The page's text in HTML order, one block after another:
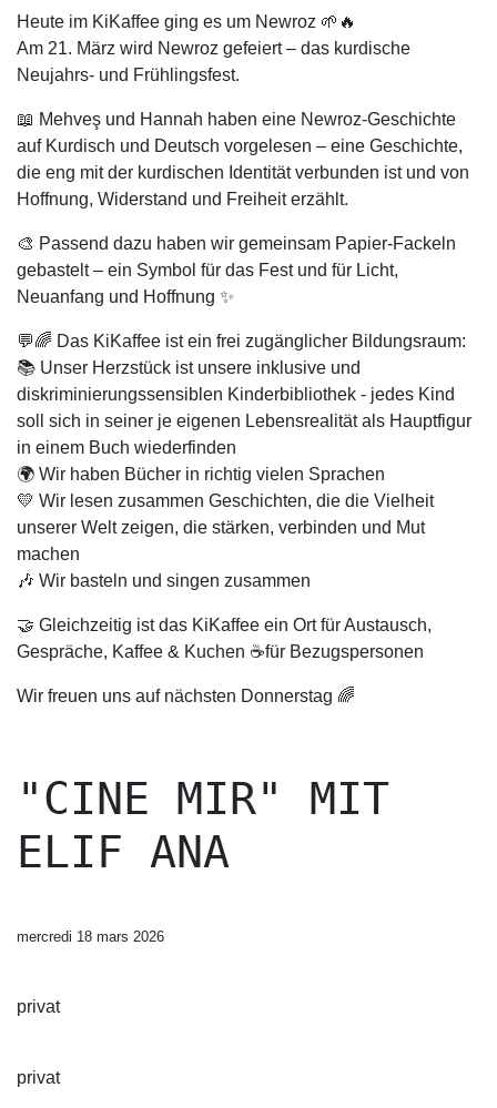
Heute im KiKaffee ging es um Newroz 🌱🔥
Am 21. März wird Newroz gefeiert – das kurdische
Neujahrs- und Frühlingsfest.
📖 Mehveş und Hannah haben eine Newroz-Geschichte
auf Kurdisch und Deutsch vorgelesen – eine Geschichte,
die eng mit der kurdischen Identität verbunden ist und von
Hoffnung, Widerstand und Freiheit erzählt.
🎨 Passend dazu haben wir gemeinsam Papier-Fackeln
gebastelt – ein Symbol für das Fest und für Licht,
Neuanfang und Hoffnung ✨
💬🌈 Das KiKaffee ist ein frei zugänglicher Bildungsraum:
📚 Unser Herzstück ist unsere inklusive und
diskriminierungssensiblen Kinderbibliothek - jedes Kind
soll sich in seiner je eigenen Lebensrealität als Hauptfigur
in einem Buch wiederfinden
🌍 Wir haben Bücher in richtig vielen Sprachen
💛 Wir lesen zusammen Geschichten, die die Vielheit
unserer Welt zeigen, die stärken, verbinden und Mut
machen
🎶 Wir basteln und singen zusammen
🤝 Gleichzeitig ist das KiKaffee ein Ort für Austausch,
Gespräche, Kaffee & Kuchen ☕️für Bezugspersonen
Wir freuen uns auf nächsten Donnerstag 🌈
"CINE MIR" MIT
ELIF ANA
mercredi 18 mars 2026
privat
privat